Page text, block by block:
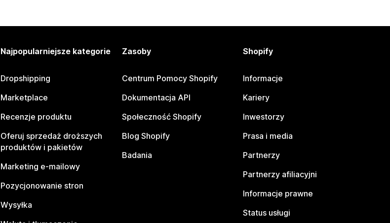
Najpopularniejsze kategorie
Dropshipping
Marketplace
Recenzje produktu
Oferuj sprzedaż droższych
produktów i pakietów
Marketing e-mailowy
Pozycjonowanie stron
Wysyłka
Zasoby
Centrum Pomocy Shopify
Dokumentacja API
Społeczność Shopify
Blog Shopify
Badania
Shopify
Informacje
Kariery
Inwestorzy
Prasa i media
Partnerzy
Partnerzy afiliacyjni
Informacje prawne
Status usługi